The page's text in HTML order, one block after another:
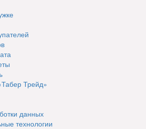
Трейд»
данных
технологии